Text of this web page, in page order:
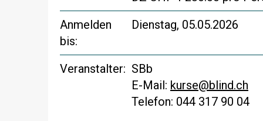
Anmelden
bis:
Dienstag, 05.05.2026
Veranstalter: SBb
E-Mail: kurse@blind.ch
Telefon: 044 317 90 04